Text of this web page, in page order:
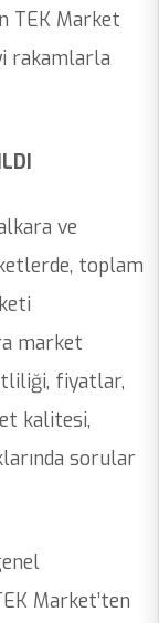
TEK Market
rakamlarla
ve
toplam
market
fiyatlar,
kalitesi,
sorular
Market’ten